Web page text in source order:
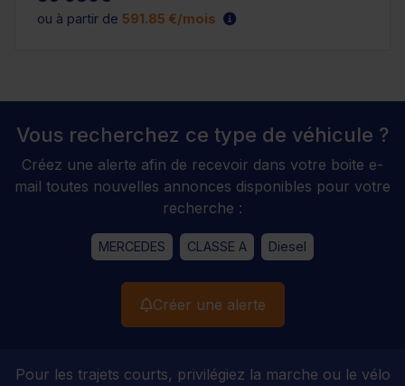
ou à partir de 591.85 €/mois
Vous recherchez ce type de véhicule ?
Créez une alerte afin de recevoir dans votre boite e-
mail toutes nouvelles annonces disponibles pour votre
recherche :
MERCEDES CLASSE A Diesel
Créer une alerte
Pour les trajets courts, privilégiez la marche ou le vélo